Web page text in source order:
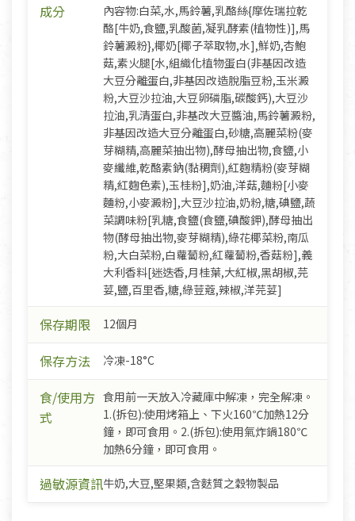
成分
內容物:白菜,水,馬鈴薯,乳酪絲{摩佐瑞拉乾
酪[牛奶,食鹽,乳酸菌,凝乳酵素(植物性)],馬
鈴薯澱粉},椰奶[椰子萃取物,水],鮮奶,杏鮑
菇,素火腿[水,組織化植物蛋白(非基因改造
大豆分離蛋白,非基因改造脫脂豆粉,玉米澱
粉,大豆沙拉油,大豆卵磷脂,碳酸鈣),大豆沙
拉油,乳清蛋白,非基改大豆醬油,馬鈴薯澱粉,
非基因改造大豆分離蛋白,砂糖,高麗菜粉(麥
芽糊精,高麗菜抽出物),酵母抽出物,食鹽,小
麥纖維,乾酪素鈉(黏稠劑),紅麴精粉(麥芽糊
精,紅麴色素),玉桂粉],奶油,洋菇,麵粉[小麥
麵粉,小麥澱粉],大豆沙拉油,奶粉,糖,碘鹽,蔬
菜調味粉[乳糖,食鹽(食鹽,碘酸鉀),酵母抽出
物(酵母抽出物,麥芽糊精),綠花椰菜粉,南瓜
粉,大白菜粉,白蘿蔔粉,紅蘿蔔粉,香菇粉],義
大利香料[迷迭香,月桂葉,大紅椒,黑胡椒,芫
荽,鹽,百里香,糖,綠荳蔻,辣椒,洋芫荽]
保存期限 12個月
保存方法 冷凍-18°C
食/使用方
式
食用前一天放入冷藏庫中解凍，完全解凍。
1.(拆包):使用烤箱上、下火160℃加熱12分
鐘，即可食用。2.(拆包):使用氣炸鍋180℃
加熱6分鐘，即可食用。
過敏源資訊牛奶,大豆,堅果類,含麩質之穀物製品